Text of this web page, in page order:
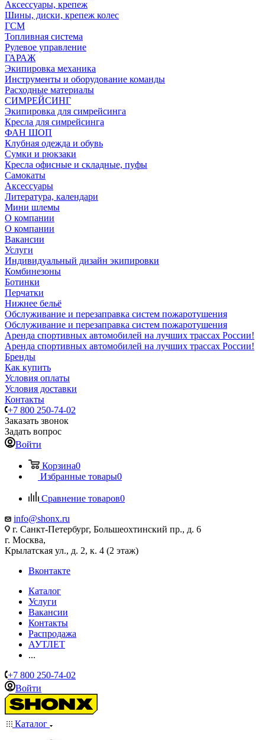
Аксессуары, крепеж
Шины, диски, крепеж колес
ГСМ
Топливная система
Рулевое управление
ГАРАЖ
Экипировка механика
Инструменты и оборудование команды
Расходные материалы
СИМРЕЙСИНГ
Экипировка для симрейсинга
Кресла для симрейсинга
ФАН ШОП
Клубная одежда и обувь
Сумки и рюкзаки
Кресла офисные и складные, пуфы
Самокаты
Аксессуары
Литература, календари
Мини шлемы
О компании
О компании
Вакансии
Услуги
Индивидуальный дизайн экипировки
Комбинезоны
Ботинки
Перчатки
Нижнее бельё
Обслуживание и перезаправка систем пожаротушения
Обслуживание и перезаправка систем пожаротушения
Аренда спортивных автомобилей на лучших трассах России!
Аренда спортивных автомобилей на лучших трассах России!
Бренды
Как купить
Условия оплаты
Условия доставки
Контакты
+7 800 250-74-02
Заказать звонок
Задать вопрос
Войти
Корзина0
Избранные товары0
Сравнение товаров0
info@shonx.ru
г. Санкт-Петербург, Большеохтинский пр., д. 6
г. Москва,
Крылатская ул., д. 2, к. 4 (2 этаж)
Вконтакте
Каталог
Услуги
Вакансии
Контакты
Распродажа
АУТЛЕТ
...
+7 800 250-74-02
Войти
Каталог